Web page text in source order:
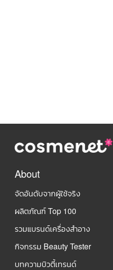
About
จัดอันดับจากผู้ใช้จริง
ผลิตภัณฑ์ Top 100
รวมแบรนด์เครื่องสำอาง
กิจกรรม Beauty Tester
บทความบิวตี้เทรนด์